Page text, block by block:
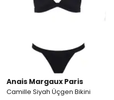
Anais Margaux Paris
Camille Siyah Üçgen Bikini